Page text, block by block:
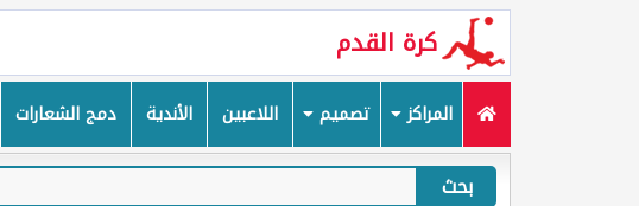
كرة القدم
المراكز تصميم اللاعبين الأندية دمج الشعارات
بحث